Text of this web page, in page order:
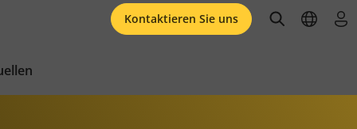
Kontaktieren Sie uns openopen